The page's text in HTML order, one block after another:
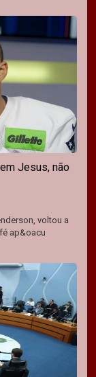
Jesus, não
voltou a
ap&oacu